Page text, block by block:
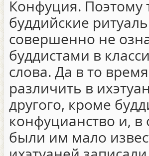
Конфуция. Поэтому
буддийские
совершенно не
буддистами в
слова. Да в то
различить в
другого, кроме
конфуцианство и, в
были им мало